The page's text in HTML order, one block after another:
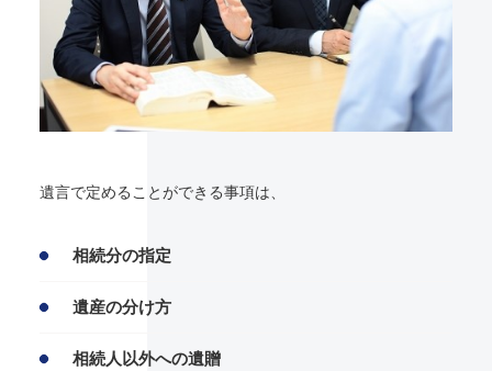
遺言で定めることができる事項は、
相続分の指定
遺産の分け方
相続人以外への遺贈